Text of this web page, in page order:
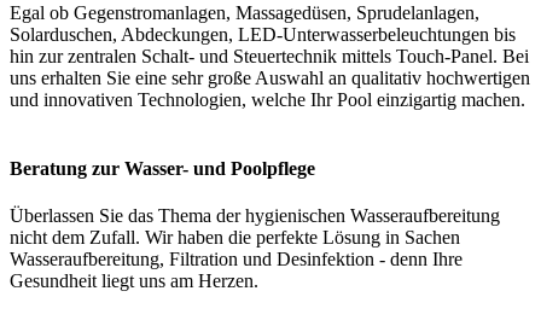
Egal ob Gegenstromanlagen, Massagedüsen, Sprudelanlagen,
Solarduschen, Abdeckungen, LED-Unterwasserbeleuchtungen bis
hin zur zentralen Schalt- und Steuertechnik mittels Touch-Panel. Bei
uns erhalten Sie eine sehr große Auswahl an qualitativ hochwertigen
und innovativen Technologien, welche Ihr Pool einzigartig machen.
Beratung zur Wasser- und Poolpflege
Überlassen Sie das Thema der hygienischen Wasseraufbereitung
nicht dem Zufall. Wir haben die perfekte Lösung in Sachen
Wasseraufbereitung, Filtration und Desinfektion - denn Ihre
Gesundheit liegt uns am Herzen.